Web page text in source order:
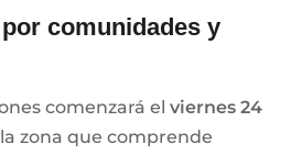
comunidades y
comenzará el viernes 24
zona que comprende